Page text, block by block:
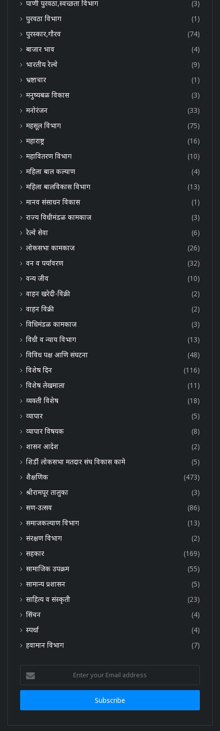
पाणी पुरवठा,स्वच्छता विभाग
(3)
पुरवठा विभाग
(1)
पुरस्कार,गौरव
(74)
बाजार भाव
(4)
भारतीय रेल्वे
(9)
भ्रष्टाचार
(1)
मनुष्यबळ विकास
(3)
मनोरंजन
(33)
महसूल विभाग
(75)
महाराष्ट्र
(16)
महावितरण विभाग
(10)
महिला बाल कल्याण
(4)
महिला बालविकास विभाग
(13)
मानव संसाधन विकास
(1)
राज्य विधीमंडळ कामकाज
(3)
रेल्वे सेवा
(6)
लोकसभा कामकाज
(26)
वन व पर्यावरण
(32)
वन्य जीव
(10)
वाहन खरेदी-विक्री
(2)
वाहन विक्री
(2)
विधिमंडळ कामकाज
(3)
विधी व न्याय विभाग
(13)
विविध पक्ष आणि संघटना
(48)
विशेष दिन
(116)
विशेष लेखमाला
(11)
व्यक्ती विशेष
(18)
व्यापार
(5)
व्यापार विषयक
(8)
शासन आदेश
(2)
शिर्डी लोकसभा मतदार संघ विकास कामे
(5)
शैक्षणिक
(473)
श्रीरामपूर तालुका
(3)
सण-उत्सव
(86)
समाजकल्याण विभाग
(13)
संरक्षण विभाग
(2)
सहकार
(169)
सामाजिक उपक्रम
(55)
सामान्य प्रशासन
(5)
साहित्य व संस्कृती
(23)
सिंचन
(4)
स्पर्धा
(4)
हवामान विभाग
(7)
your
Email